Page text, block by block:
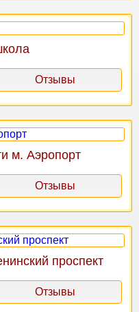
Отзывы
м. Аэропорт
Отзывы
проспект
Отзывы